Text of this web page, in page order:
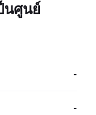
นศูนย์
-
-